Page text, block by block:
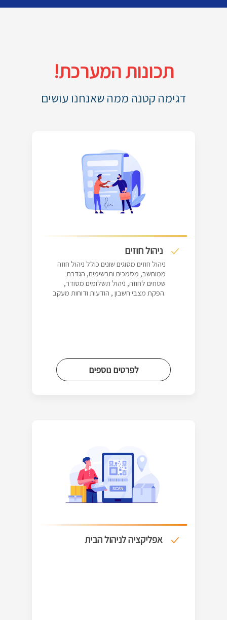
תכונות המערכת!
דגימה קטנה ממה שאנחנו עושים
ניהול חוזים
ניהול חוזים מסוגים שונים כולל ניהול חוזה
ממוחשב, מסמכים ותרשימים, הגדרת
שטחים לחוזה, ניהול תשלומים מסודר,
הפקת מצבי חשבון , הודעות ודוחות מעקב.
לפרטים נוספים
אפליקציה לניהול הבית